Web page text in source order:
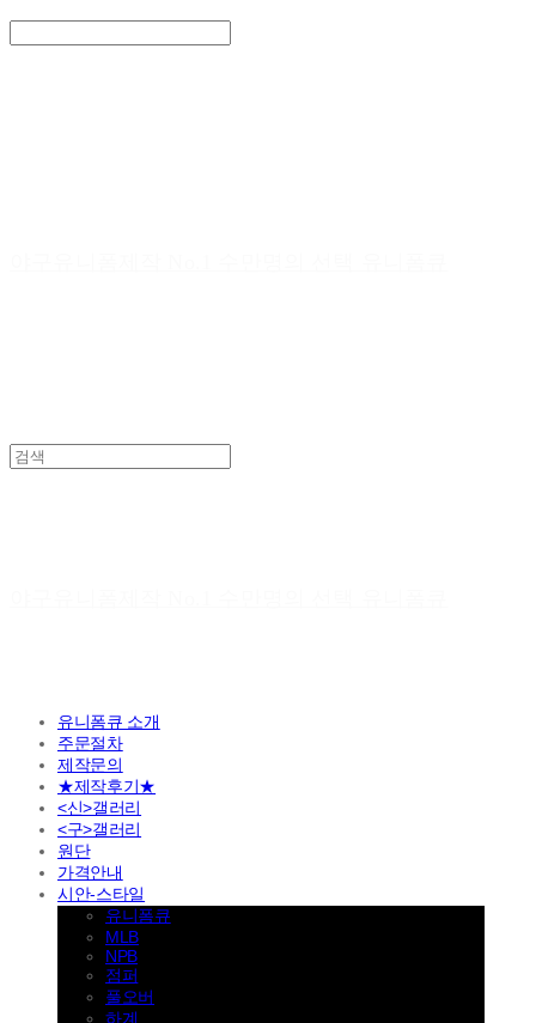
유니폼큐 소개
주문절차
제작문의
★제작후기★
<신>갤러리
<구>갤러리
원단
가격안내
시안-스타일
유니폼큐
MLB
NPB
점퍼
풀오버
하계